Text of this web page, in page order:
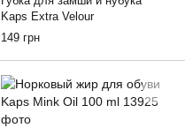
Kaps Extra Velour
149 грн